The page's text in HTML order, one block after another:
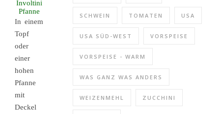
In einem
Topf
oder
einer
hohen
Pfanne
mit
Deckel
SCHWEIN TOMATEN USA
USA SÜD-WEST VORSPEISE
VORSPEISE - WARM
WAS GANZ WAS ANDERS
WEIZENMEHL ZUCCHINI